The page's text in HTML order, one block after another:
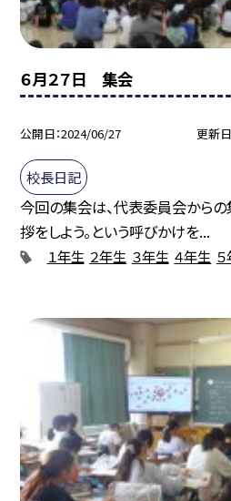
６月２７日 集会
公開日 2024/06/27 更新日
校長日記
今回の集会は、代表委員会から
拶をしよう。という呼びかけを...
１年生 ２年生 ３年生 ４年生